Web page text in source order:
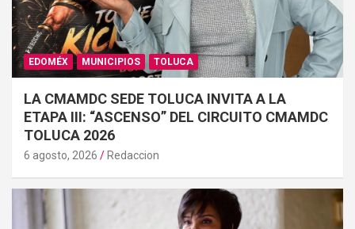
EDOMÉX MUNICIPIOS TOLUCA
LA CMAMDC SEDE TOLUCA INVITA A LA
ETAPA III: “ASCENSO” DEL CIRCUITO CMAMDC
TOLUCA 2026
6 agosto, 2026 Redaccion